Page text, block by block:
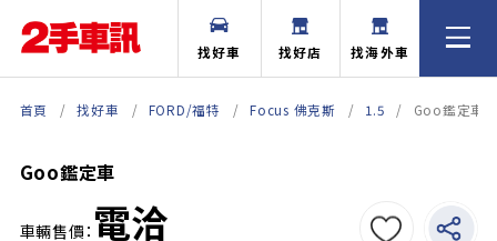
找好車 找好店 找海外車
首頁 找好車 FORD/福特 Focus 佛克斯 1.5 Goo鑑定車
Goo鑑定車
車輛售價： 電洽